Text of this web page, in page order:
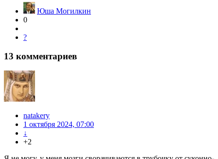
Юша Могилкин
0
?
13 комментариев
natakery
1 октября 2024, 07:00
↓
+2